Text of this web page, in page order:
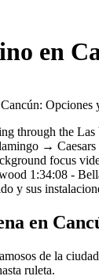
en
Opciones
through the
→ Caesars
focus
1:34:08 -
y sus
en
de la
ruleta.